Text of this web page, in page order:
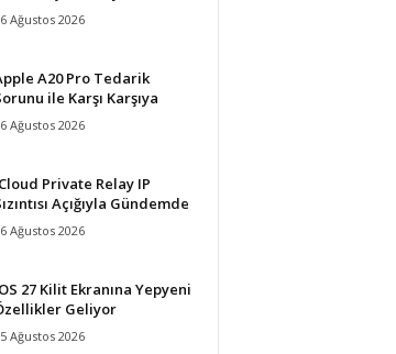
Ağustos 2026
A20 Pro Tedarik
ile Karşı Karşıya
Ağustos 2026
Private Relay IP
Açığıyla Gündemde
Ağustos 2026
27 Kilit Ekranına Yepyeni
Geliyor
Ağustos 2026